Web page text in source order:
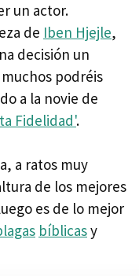
un actor.
de Iben Hjejle,
decisión un
podréis
a la novie de
Fidelidad'.
a ratos muy
de los mejores
es de lo mejor
bíblicasy